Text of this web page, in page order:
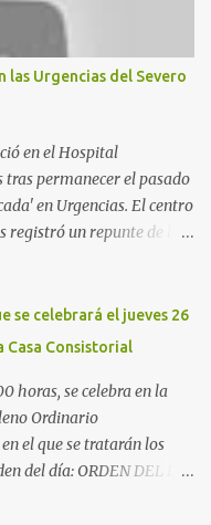
entre el estadio y Plaza
entre Leganés y
situado frente a
1, y junto al
las Urgencias del Severo
en el Hospital
tras permanecer el pasado
en Urgencias. El centro
registró un repunte de las
por culpa de un resfriado.
en el Hospital
descansar. Su hija, que
de la situación
repletos de enfermos y
Navidad, además de
se celebrará el jueves 26
Casa Consistorial
horas, se celebra en la
Ordinario
el que se tratarán los
del día: ORDEN DEL DÍA